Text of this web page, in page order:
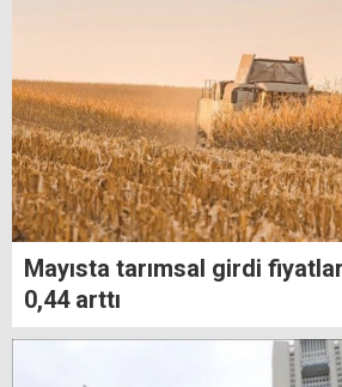
Mayısta tarımsal girdi
0,44 arttı